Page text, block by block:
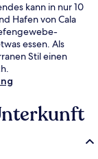
kann in nur 10
Hafen von Cala
essen. Als
Stil einen